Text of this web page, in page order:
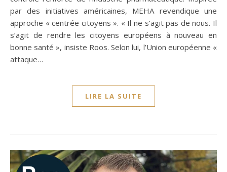
par des initiatives américaines, MEHA revendique une
approche « centrée citoyens ». « Il ne s’agit pas de nous. Il
s’agit de rendre les citoyens européens à nouveau en
bonne santé », insiste Roos. Selon lui, l’Union européenne «
attaque…
LIRE LA SUITE